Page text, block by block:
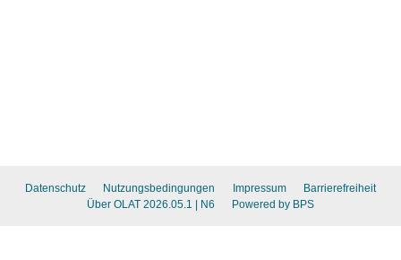
Datenschutz Nutzungsbedingungen Impressum
Barrierefreiheit
Über OLAT 2026.05.1
| N6 Powered by BPS